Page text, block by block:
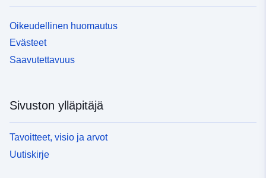
Oikeudellinen huomautus
Evästeet
Saavutettavuus
Sivuston ylläpitäjä
Tavoitteet, visio ja arvot
Uutiskirje